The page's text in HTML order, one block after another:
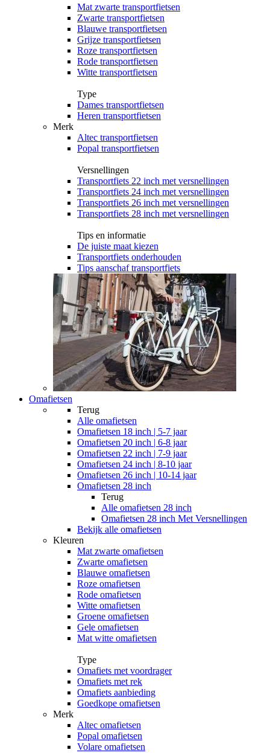
Mat zwarte transportfietsen
Zwarte transportfietsen
Blauwe transportfietsen
Grijze transportfietsen
Roze transportfietsen
Rode transportfietsen
Witte transportfietsen
Type
Dames transportfietsen
Heren transportfietsen
Merk
Altec transportfietsen
Popal transportfietsen
Versnellingen
Transportfiets 22 inch met versnellingen
Transportfiets 24 inch met versnellingen
Transportfiets 26 inch met versnellingen
Transportfiets 28 inch met versnellingen
Tips en informatie
De juiste maat kiezen
Transportfiets onderhouden
Tips aanschaf transportfiets
Omafietsen
Terug
Alle omafietsen
Omafietsen 18 inch | 5-7 jaar
Omafietsen 20 inch | 6-8 jaar
Omafietsen 22 inch | 7-9 jaar
Omafietsen 24 inch | 8-10 jaar
Omafietsen 26 inch | 10-14 jaar
Omafietsen 28 inch
Terug
Alle omafietsen 28 inch
Omafietsen 28 inch Met Versnellingen
Bekijk alle omafietsen
Kleuren
Mat zwarte omafietsen
Zwarte omafietsen
Blauwe omafietsen
Roze omafietsen
Rode omafietsen
Witte omafietsen
Groene omafietsen
Gele omafietsen
Mat witte omafietsen
Type
Omafiets met voordrager
Omafiets met rek
Omafiets aanbieding
Goedkope omafietsen
Merk
Altec omafietsen
Popal omafietsen
Volare omafietsen